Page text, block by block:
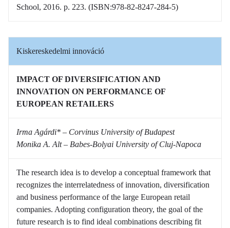
School, 2016. p. 223. (ISBN:978-82-8247-284-5)
Kiskereskedelmi innováció
IMPACT OF DIVERSIFICATION AND
INNOVATION ON PERFORMANCE OF
EUROPEAN RETAILERS
Irma Agárdi* – Corvinus University of Budapest
Monika A. Alt – Babes-Bolyai University of Cluj-Napoca
The research idea is to develop a conceptual framework that
recognizes the interrelatedness of innovation, diversification
and business performance of the large European retail
companies. Adopting configuration theory, the goal of the
future research is to find ideal combinations describing fit